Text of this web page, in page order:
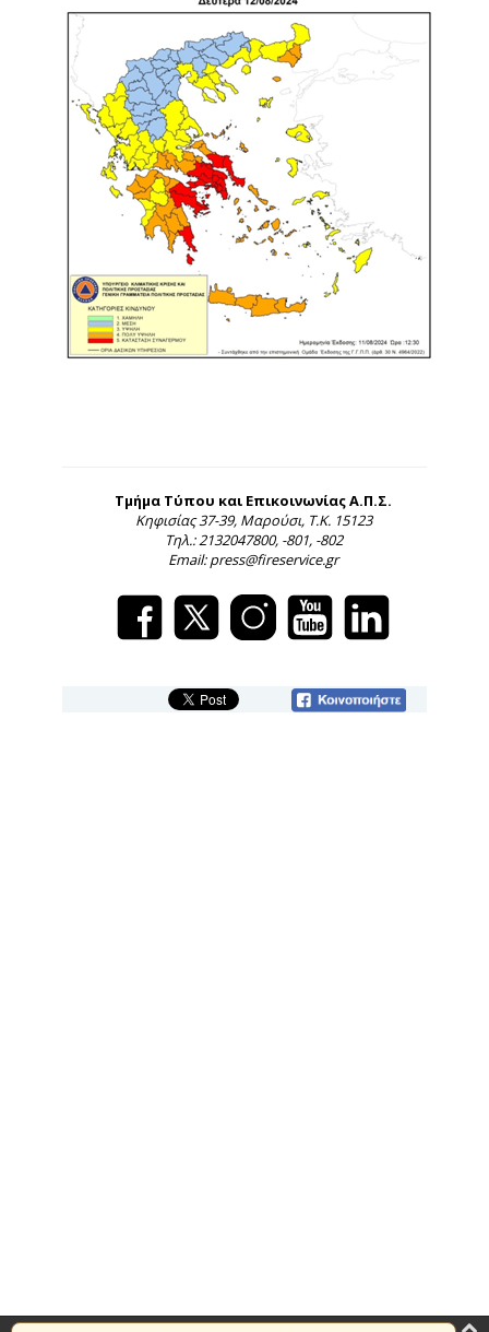
Τμήμα Τύπου και Επικοινωνίας Α.Π.Σ.
Κηφισίας 37-39, Μαρούσι, Τ.Κ. 15123
Τηλ.: 2132047800, -801, -802
Email: press@fireservice.gr